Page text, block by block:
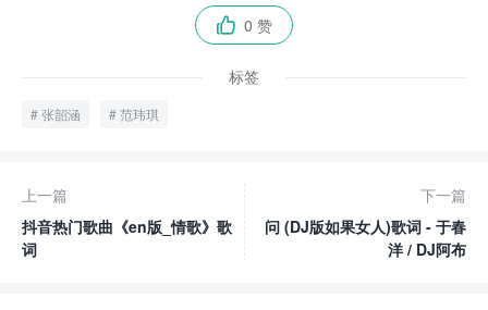
 0 赞
标签
张韶涵 范玮琪
上一篇
抖音热门歌曲《en版_情歌》歌
词
下一篇
问 (DJ版如果女人)歌词 - 于春
洋 / DJ阿布